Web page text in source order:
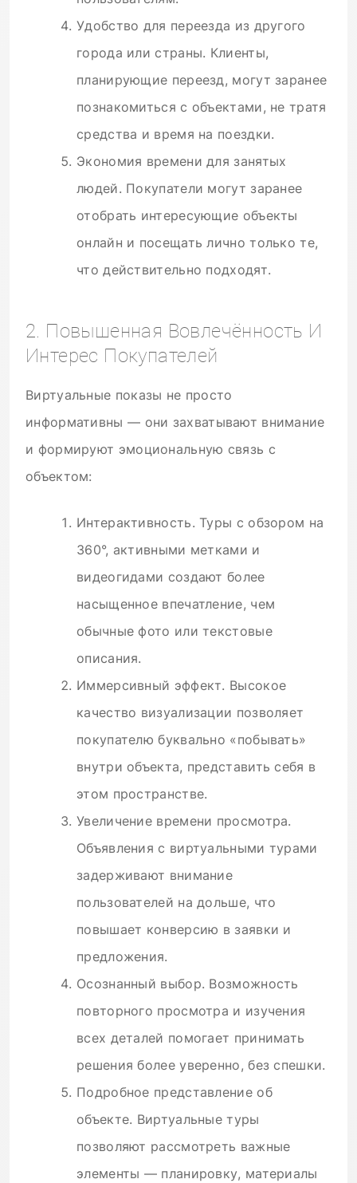
Удобство для переезда из другого
города или страны. Клиенты,
планирующие переезд, могут заранее
познакомиться с объектами, не тратя
средства и время на поездки.
Экономия времени для занятых
людей. Покупатели могут заранее
отобрать интересующие объекты
онлайн и посещать лично только те,
что действительно подходят.
2. Повышенная Вовлечённость И
Интерес Покупателей
Виртуальные показы не просто
информативны — они захватывают внимание
и формируют эмоциональную связь с
объектом:
Интерактивность. Туры с обзором на
360°, активными метками и
видеогидами создают более
насыщенное впечатление, чем
обычные фото или текстовые
описания.
Иммерсивный эффект. Высокое
качество визуализации позволяет
покупателю буквально «побывать»
внутри объекта, представить себя в
этом пространстве.
Увеличение времени просмотра.
Объявления с виртуальными турами
задерживают внимание
пользователей на дольше, что
повышает конверсию в заявки и
предложения.
Осознанный выбор. Возможность
повторного просмотра и изучения
всех деталей помогает принимать
решения более уверенно, без спешки.
Подробное представление об
объекте. Виртуальные туры
позволяют рассмотреть важные
элементы — планировку, материалы